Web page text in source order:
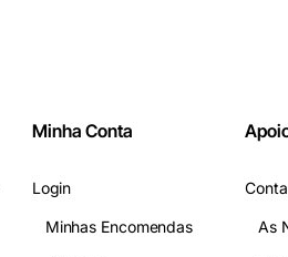
Minha Conta
Login
Minhas Encomendas As